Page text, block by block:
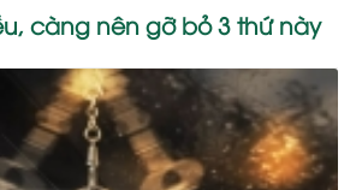
càng nên gỡ bỏ 3 thứ này